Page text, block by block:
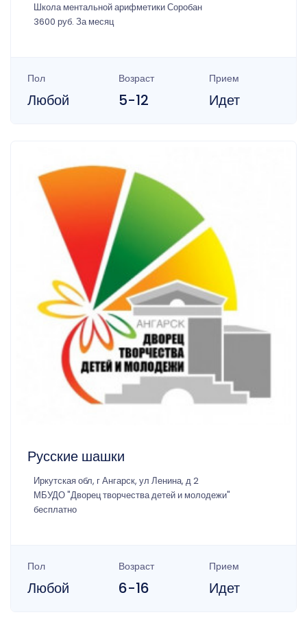
Школа ментальной арифметики Соробан
3600 руб. За месяц
Пол
Любой
Возраст
5-12
Прием
Идет
Русские шашки
Иркутская обл, г Ангарск, ул Ленина, д 2
МБУДО "Дворец творчества детей и молодежи"
бесплатно
Пол
Любой
Возраст
6-16
Прием
Идет